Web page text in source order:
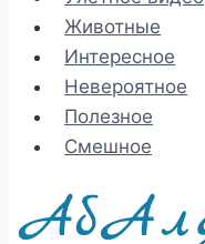
Животные
Интересное
Невероятное
Полезное
Смешное